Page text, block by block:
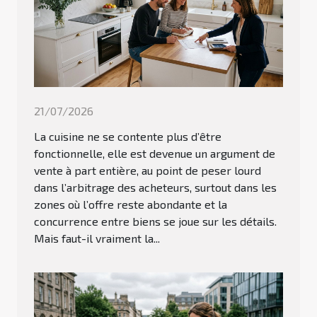
21/07/2026
La cuisine ne se contente plus d’être
fonctionnelle, elle est devenue un argument de
vente à part entière, au point de peser lourd
dans l’arbitrage des acheteurs, surtout dans les
zones où l’offre reste abondante et la
concurrence entre biens se joue sur les détails.
Mais faut-il vraiment la...